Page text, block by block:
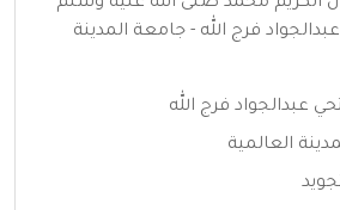
فرج الله - جامعة المدينة
عبدالجواد فرج الله
العالمية